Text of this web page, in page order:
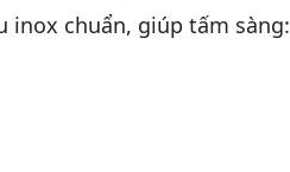
inox chuẩn, giúp tấm sàng: